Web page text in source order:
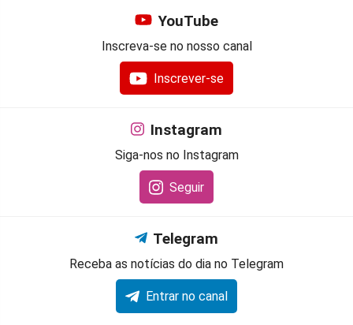
YouTube
Inscreva-se no nosso canal
Inscrever-se
Instagram
Siga-nos no Instagram
Seguir
Telegram
Receba as notícias do dia no Telegram
Entrar no canal